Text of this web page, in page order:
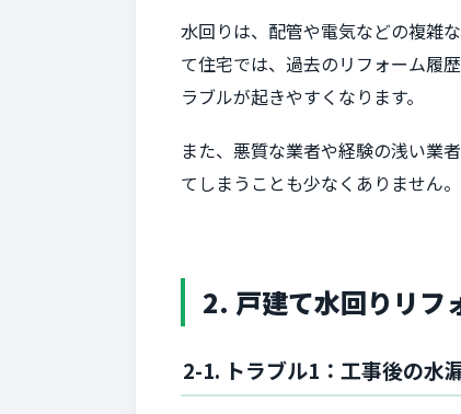
水回りは、配管や電気などの複雑
て住宅では、過去のリフォーム履
ラブルが起きやすくなります。
また、悪質な業者や経験の浅い業
てしまうことも少なくありません。
2. 戸建て水回りリフ
2-1. トラブル1：工事後の水